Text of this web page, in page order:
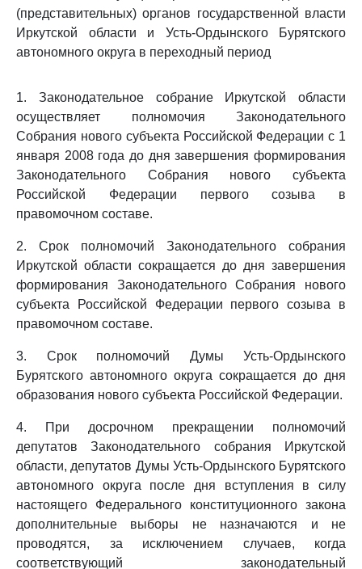
(представительных) органов государственной власти
Иркутской области и Усть-Ордынского Бурятского
автономного округа в переходный период
1. Законодательное собрание Иркутской области
осуществляет полномочия Законодательного
Собрания нового субъекта Российской Федерации с 1
января 2008 года до дня завершения формирования
Законодательного Собрания нового субъекта
Российской Федерации первого созыва в
правомочном составе.
2. Срок полномочий Законодательного собрания
Иркутской области сокращается до дня завершения
формирования Законодательного Собрания нового
субъекта Российской Федерации первого созыва в
правомочном составе.
3. Срок полномочий Думы Усть-Ордынского
Бурятского автономного округа сокращается до дня
образования нового субъекта Российской Федерации.
4. При досрочном прекращении полномочий
депутатов Законодательного собрания Иркутской
области, депутатов Думы Усть-Ордынского Бурятского
автономного округа после дня вступления в силу
настоящего Федерального конституционного закона
дополнительные выборы не назначаются и не
проводятся, за исключением случаев, когда
соответствующий законодательный